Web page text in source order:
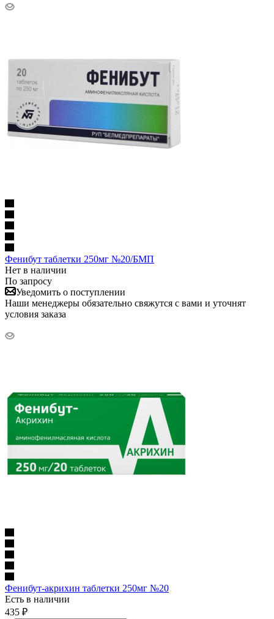
Фенибут таблетки 250мг №20/БМП
Нет в наличии
По запросу
Уведомить о поступлении
Наши менеджеры обязательно свяжутся с вами и уточнят
условия заказа
Фенибут-акрихин таблетки 250мг №20
Есть в наличии
435 ₽